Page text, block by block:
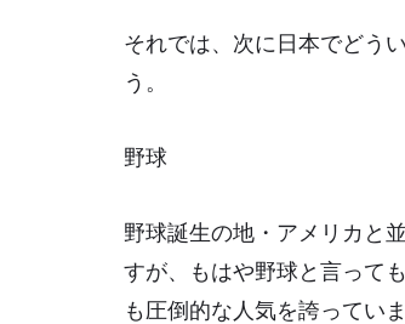
それでは、次に日本でどう
う。
野球
野球誕生の地・アメリカと
すが、もはや野球と言って
も圧倒的な人気を誇ってい